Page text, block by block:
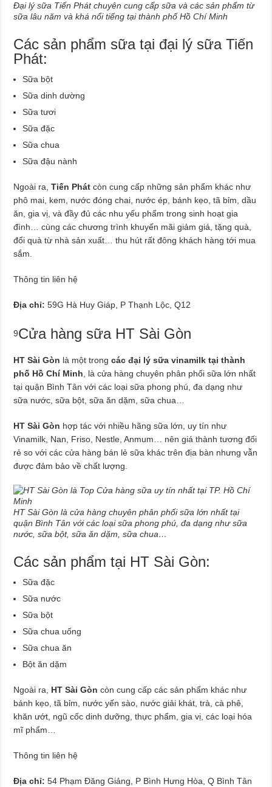
Đại lý sữa Tiến Phát chuyên cung cấp sữa và các sản phẩm từ
sữa lâu năm và khá nổi tiếng tại thành phố Hồ Chí Minh
Các sản phẩm sữa tại đại lý sữa Tiến
Phát:
Sữa bột
Sữa dinh dường
Sữa tươi
Sữa đặc
Sữa chua
Sữa đậu nành
Ngoài ra,Tiến Phát còn cung cấp những sản phẩm khác như
phô mai, kem, nước đóng chai, nước ép, bánh kẹo, tã bỉm, dầu
ăn, gia vị, và đầy đủ các nhu yếu phẩm trong sinh hoạt gia
đình… cùng các chương trình khuyến mãi giảm giá, tặng quà,
đổi quà từ nhà sản xuất… thu hút rất đông khách hàng tới mua
sắm.
Thông tin liên hệ
Địa chỉ: 59G Hà Huy Giáp, P Thạnh Lộc, Q12
9Cửa hàng sữa HT Sài Gòn
HT Sài Gòn là một trongcác đại lý sữa vinamilk tại thành
phố Hồ Chí Minh, là cửa hàng chuyên phân phối sữa lớn nhất
tại quận Bình Tân với các loại sữa phong phú, đa dạng như
sữa nước, sữa bột, sữa ăn dặm, sữa chua…
HT Sài Gòn hợp tác với nhiều hãng sữa lớn, uy tín như
Vinamilk, Nan, Friso, Nestle, Anmum… nên giá thành tương đối
rẻ so với các cửa hàng bán lẻ sữa khác trên địa bàn nhưng vẫn
được đảm bảo về chất lượng.
HT Sài Gòn là cửa hàng chuyên phân phối sữa lớn nhất tại
quận Bình Tân với các loại sữa phong phú, đa dạng như sữa
nước, sữa bột, sữa ăn dặm, sữa chua…
Các sản phẩm tại HT Sài Gòn:
Sữa đặc
Sữa nước
Sữa bột
Sữa chua uống
Sữa chua ăn
Bột ăn dặm
Ngoài ra, HT Sài Gòn còn cung cấp các sản phẩm khác như
bánh kẹo, tã bỉm, nước yến sào, nước giải khát, trà, cà phê,
khăn ướt, ngũ cốc dinh dưỡng, thực phẩm, gia vị, các loại hóa
mĩ phẩm…
Thông tin liên hệ
Địa chỉ: 54 Phạm Đăng Giảng, P Bình Hưng Hòa, Q Bình Tân